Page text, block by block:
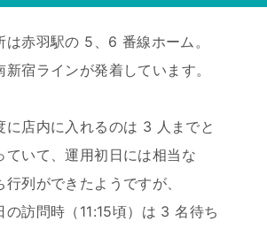
は赤羽駅の 5、6 番線ホーム。
新宿ラインが発着しています。
に店内に入れるのは 3 人までと
ていて、運用初日には相当な
行列ができたようですが、
の訪問時（11:15頃）は 3 名待ち